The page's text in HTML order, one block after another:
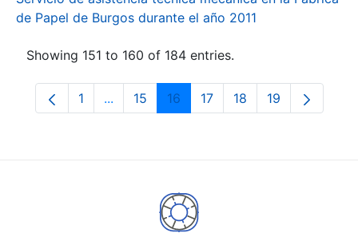
de Papel de Burgos durante el año 2011
Showing 151 to 160 of 184 entries.
Page
1 ...Intermediate Pages Use TAB to navigate.
Page
15 Page
16 Page
17 Page
18 Page
19